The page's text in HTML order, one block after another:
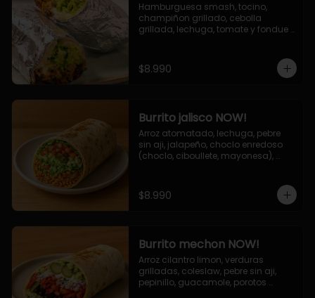
Hamburguesa smash, tocino,
champiñon grillado, cebolla
grillada, lechuga, tomate y fondue
$8.990
Burrito jalisco NOW!
Arroz atomatado, lechuga, pebre
sin aji, jalapeño, choclo enredoso
(choclo, ciboullete, mayonesa),
$8.990
Burrito mechon NOW!
Arroz cilantro limon, verduras
grilladas, coleslaw, pebre sin aji,
pepinillo, guacamole, porotos